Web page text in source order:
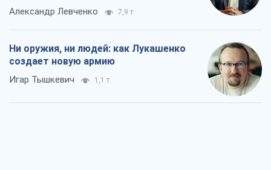
Александр Левченко 7,9 т.
Ни оружия, ни людей: как Лукашенко
создает новую армию
Игар Тышкевич 1,1 т.